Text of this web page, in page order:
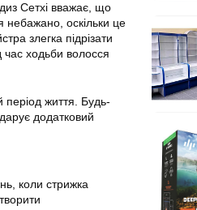
Сетхі вважає, що
небажано, оскільки це
злегка підрізати
час ходьби волосся
життя. Будь-
додатковий
коли стрижка